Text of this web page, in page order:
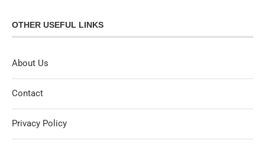
OTHER USEFUL LINKS
About Us
Contact
Privacy Policy